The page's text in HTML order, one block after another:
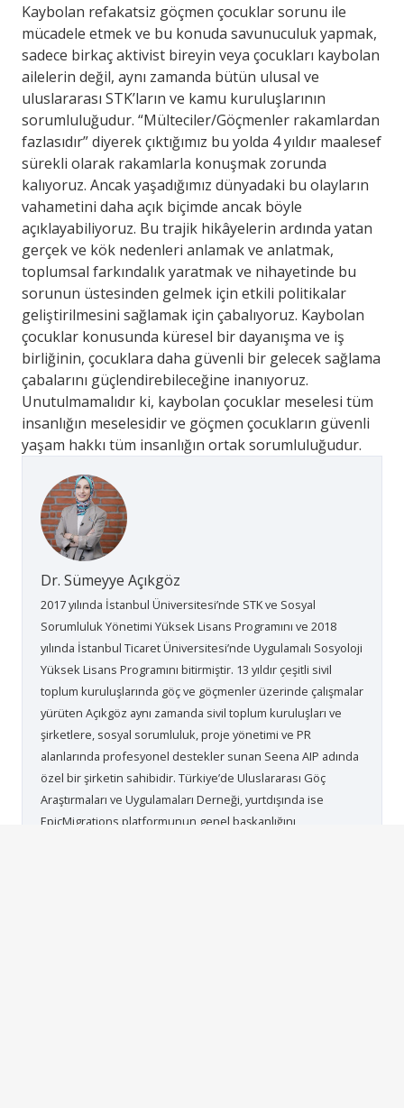
Kaybolan refakatsiz göçmen çocuklar sorunu ile
mücadele etmek ve bu konuda savunuculuk yapmak,
sadece birkaç aktivist bireyin veya çocukları kaybolan
ailelerin değil, aynı zamanda bütün ulusal ve
uluslararası STK’ların ve kamu kuruluşlarının
sorumluluğudur. “Mülteciler/Göçmenler rakamlardan
fazlasıdır” diyerek çıktığımız bu yolda 4 yıldır maalesef
sürekli olarak rakamlarla konuşmak zorunda
kalıyoruz. Ancak yaşadığımız dünyadaki bu olayların
vahametini daha açık biçimde ancak böyle
açıklayabiliyoruz. Bu trajik hikâyelerin ardında yatan
gerçek ve kök nedenleri anlamak ve anlatmak,
toplumsal farkındalık yaratmak ve nihayetinde bu
sorunun üstesinden gelmek için etkili politikalar
geliştirilmesini sağlamak için çabalıyoruz. Kaybolan
çocuklar konusunda küresel bir dayanışma ve iş
birliğinin, çocuklara daha güvenli bir gelecek sağlama
çabalarını güçlendirebileceğine inanıyoruz.
Unutulmamalıdır ki, kaybolan çocuklar meselesi tüm
insanlığın meselesidir ve göçmen çocukların güvenli
yaşam hakkı tüm insanlığın ortak sorumluluğudur.
Dr. Sümeyye Açıkgöz
2017 yılında İstanbul Üniversitesi’nde STK ve Sosyal
Sorumluluk Yönetimi Yüksek Lisans Programını ve 2018
yılında İstanbul Ticaret Üniversitesi’nde Uygulamalı Sosyoloji
Yüksek Lisans Programını bitirmiştir. 13 yıldır çeşitli sivil
toplum kuruluşlarında göç ve göçmenler üzerinde çalışmalar
yürüten Açıkgöz aynı zamanda sivil toplum kuruluşları ve
şirketlere, sosyal sorumluluk, proje yönetimi ve PR
alanlarında profesyonel destekler sunan Seena AIP adında
özel bir şirketin sahibidir. Türkiye’de Uluslararası Göç
Araştırmaları ve Uygulamaları Derneği, yurtdışında ise
EpicMigrations platformunun genel başkanlığını